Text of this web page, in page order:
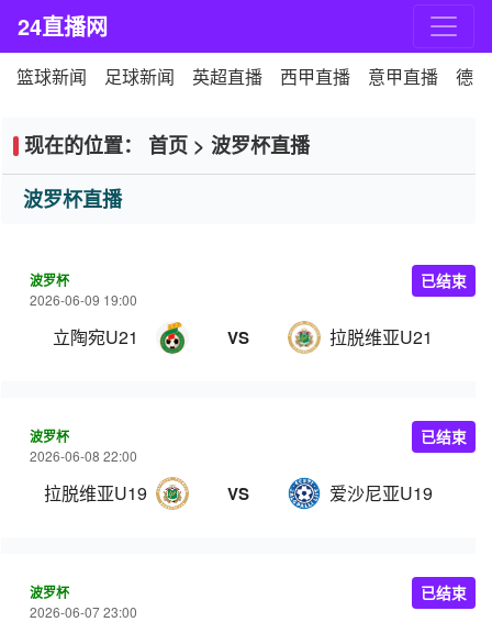
24直播网
篮球新闻 足球新闻 英超直播 西甲直播 意甲直播 德
现在的位置： 首页 > 波罗杯直播
波罗杯直播
波罗杯
2026-06-09 19:00
立陶宛U21 VS 拉脱维亚U21
已结束
波罗杯
2026-06-08 22:00
拉脱维亚U19 VS 爱沙尼亚U19
已结束
波罗杯
2026-06-07 23:00
已结束